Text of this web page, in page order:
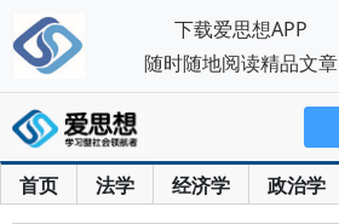
首页 法学 经济学 政治学
下载爱思想APP
随时随地阅读精品文章